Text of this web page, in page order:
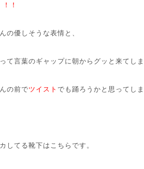
！！
の優しそうな表情と、
て言葉のギャップに朝からグッと来てしま
の前でツイスト でも踊ろうかと思ってしま
してる靴下はこちらです。